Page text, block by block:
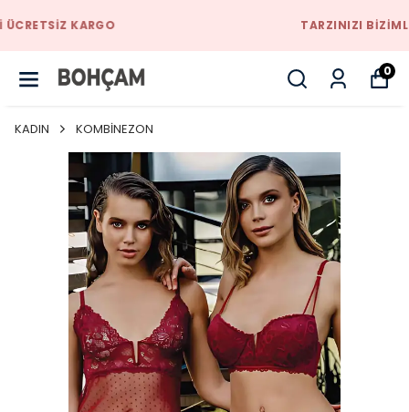
TARZINIZI BIZIMLE YAKALAYACAKSINIZ
0
KADIN KOMBİNEZON